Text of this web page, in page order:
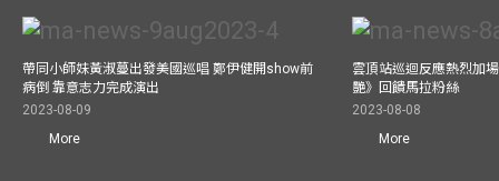
帶同小師妹黃淑蔓出發美國巡唱 鄭伊健開show前
病倒 靠意志力完成演出
2023-08-09
More
雲頂站巡迴反應熱烈加
艷》回饋馬拉粉絲
2023-08-08
More